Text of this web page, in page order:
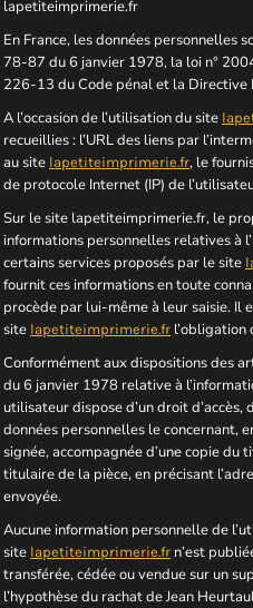
lapetiteimprimerie.fr
En France, les données personnelles
78-87 du 6 janvier 1978, la loi n°
226-13 du Code pénal et la
A l’occasion de l’utilisation du site
recueillies : l’URL des liens par
au site lapetiteimprimerie.fr, le
de protocole Internet (IP) de
Sur le site lapetiteimprimerie.fr, le
informations personnelles relatives à
certains services proposés par le site
fournit ces informations en toute
procède par lui-même à leur saisie. Il
site lapetiteimprimerie.fr l’obligation
Conformément aux dispositions des
du 6 janvier 1978 relative à
utilisateur dispose d’un droit
données personnelles le concernant,
signée, accompagnée d’une copie du
titulaire de la pièce, en précisant
envoyée.
Aucune information personnelle de
site lapetiteimprimerie.fr n’est
transférée, cédée ou vendue sur un
l’hypothèse du rachat de Jean